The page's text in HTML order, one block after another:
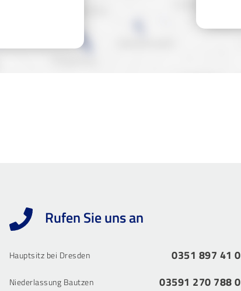
Rufen Sie uns an
Hauptsitz bei Dresden 0351 897 41 0
Niederlassung Bautzen 03591 270 788 0